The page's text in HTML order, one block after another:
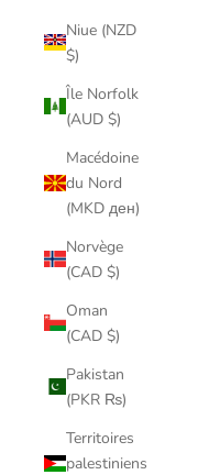
Niue (NZD
$)
Île Norfolk
(AUD $)
Macédoine
du Nord
(MKD ден)
Norvège
(CAD $)
Oman
(CAD $)
Pakistan
(PKR ₨)
Territoires
palestiniens